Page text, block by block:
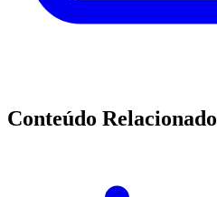
Conteúdo Relacionado